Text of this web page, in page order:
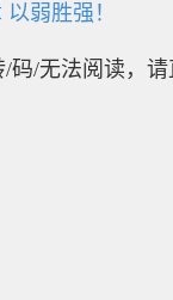
以弱胜强！
码/无法阅读，